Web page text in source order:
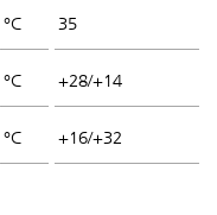
°C 35
°C +28/+14
°C +16/+32